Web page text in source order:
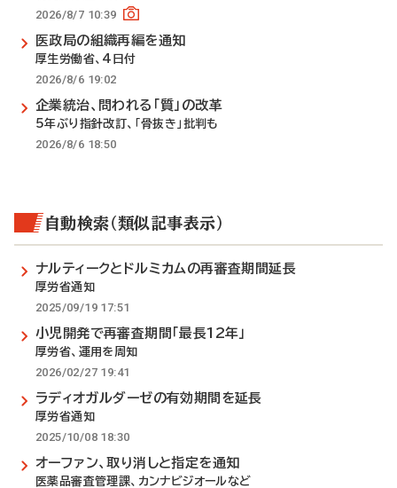
2026/8/7 10:39
医政局の組織再編を通知
厚生労働省、4日付
2026/8/6 19:02
企業統治、問われる「質」の改革
5年ぶり指針改訂、「骨抜き」批判も
2026/8/6 18:50
自動検索（類似記事表示）
ナルティークとドルミカムの再審査期間延長
厚労省通知
2025/09/19 17:51
小児開発で再審査期間「最長12年」
厚労省、運用を周知
2026/02/27 19:41
ラディオガルダーゼの有効期間を延長
厚労省通知
2025/10/08 18:30
オーファン、取り消しと指定を通知
医薬品審査管理課、カンナビジオールなど